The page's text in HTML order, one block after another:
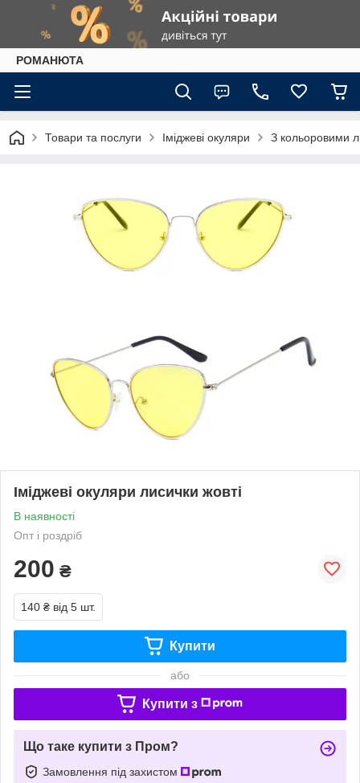
РОМАНЮТА
Товари та послуги Іміджеві окуляри З кольоровими
Іміджеві окуляри лисички жовті
В наявності
Опт і роздріб
200 ₴
140 ₴ від 5 шт.
Купити
або
Купити з
Що таке купити з Пром?
Замовлення під захистом